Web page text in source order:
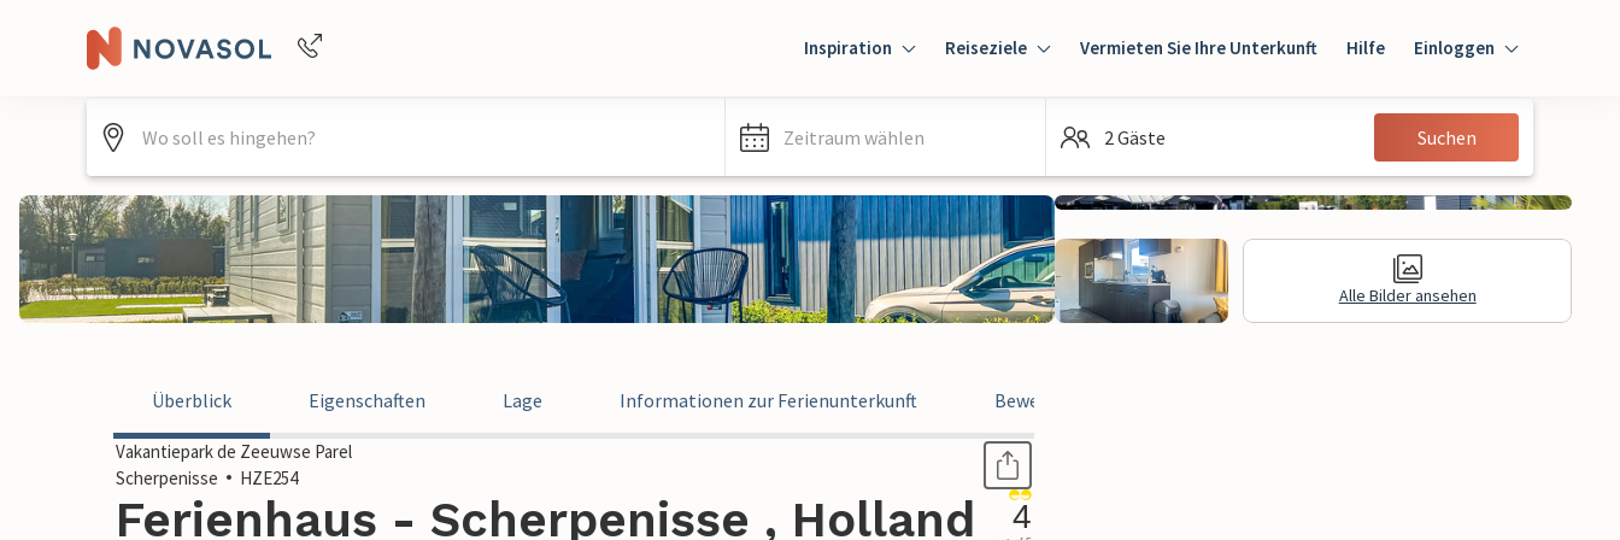
+4940688715475
Inspiration Reiseziele Vermieten Sie Ihre Unterkunft Hilfe Einloggen
Einloggen
Gast
Zeitraum wählen 2 Gäste Suchen
Alle Bilder ansehen
Überblick Eigenschaften Lage Informationen zur Ferienunterkunft Bewertungen
Vakantiepark de Zeeuwse Parel
Scherpenisse
HZE254
Ferienhaus - Scherpenisse , Holland 4